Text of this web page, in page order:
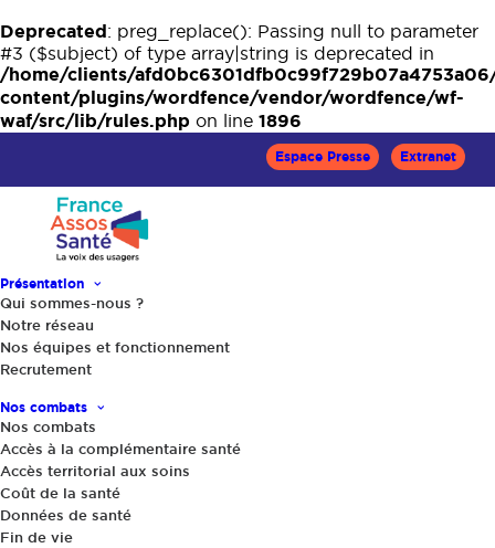
Deprecated: preg_replace(): Passing null to parameter
#3 ($subject) of type array|string is deprecated in
/home/clients/
content/plugins/wordfence/vendor/wordfence/wf-
waf/src/lib/rules.php on line 1896
Espace Presse Extranet
Présentation
Qui sommes-nous ?
Notre réseau
Nos équipes et fonctionnement
Recrutement
Nos combats
Nos combats
Accès à la complémentaire santé
Accès territorial aux soins
Coût de la santé
Données de santé
Fin de vie
Note de position sur la
notice d'information
destinée aux patients
(médicaments)